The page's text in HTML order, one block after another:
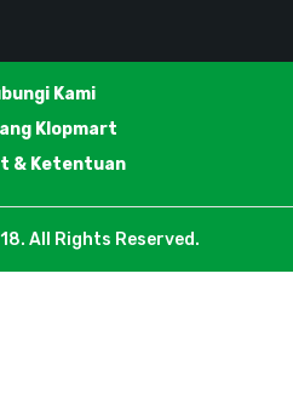
Kami
Klopmart
& Ketentuan
All Rights Reserved.